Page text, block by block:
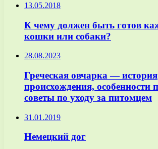
13.05.2018
К чему должен быть готов
кошки или собаки?
28.08.2023
Греческая овчарка — история
происхождения, особенности
советы по уходу за питомцем
31.01.2019
Немецкий дог